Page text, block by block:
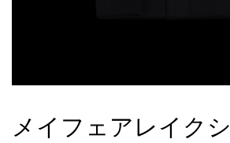
メイフェアレイク